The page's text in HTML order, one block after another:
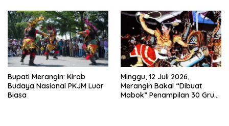
Sejak 2002
Bupati Merangin: Kirab
Budaya Nasional PKJM Luar
Biasa
Minggu, 12 Juli 2026,
Merangin Bakal “Dibuat
Mabok” Penampilan 30 Grup